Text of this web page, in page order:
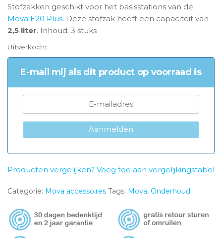
Stofzakken geschikt voor het basisstations van de
Mova E20 Plus. Deze stofzak heeft een capaciteit van
2,5 liter. Inhoud: 3 stuks
Uitverkocht
E-mail mij als dit product op voorraad is
Aanmelden
Producten vergelijken? Voeg toe aan vergelijkingstabel
Categorie: Mova accessoires Tags: Mova, Onderhoud